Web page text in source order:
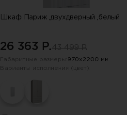
Шкаф Париж ,двухдверный ,белый
26 363 P.
970х2200 мм